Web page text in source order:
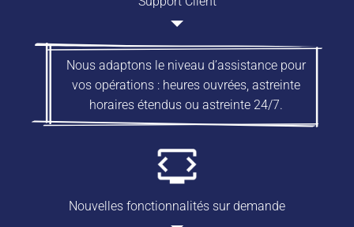
Nous adaptons le niveau d’assistance pour
vos opérations : heures ouvrées, astreinte
horaires étendus ou astreinte 24/7.
Nouvelles fonctionnalités sur demande